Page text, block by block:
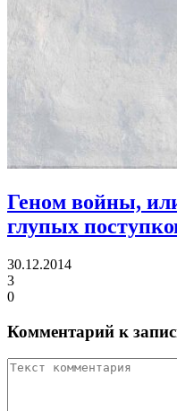
Геном войны,
глупых
30.12.2014
3
0
Комментарий к